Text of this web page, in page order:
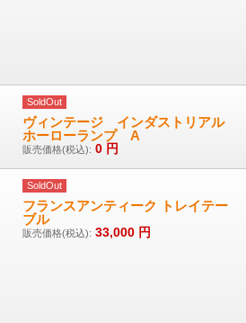
SoldOut
ヴィンテージ インダストリアル
ホーローランプ A
販売価格(税込): 0 円
SoldOut
フランスアンティーク トレイテー
ブル
販売価格(税込): 33,000 円